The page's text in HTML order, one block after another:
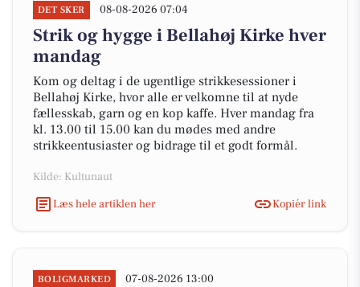
DET SKER 08-08-2026 07:04
Strik og hygge i Bellahøj Kirke hver
mandag
Kom og deltag i de ugentlige strikkesessioner i
Bellahøj Kirke, hvor alle er velkomne til at nyde
fællesskab, garn og en kop kaffe. Hver mandag fra
kl. 13.00 til 15.00 kan du mødes med andre
strikkeentusiaster og bidrage til et godt formål.
Kilde: Kultunaut
Læs hele artiklen her
Kopiér link
BOLIGMARKED 07-08-2026 13:00